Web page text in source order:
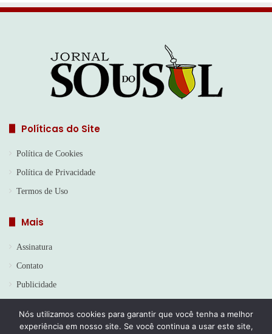
Políticas do Site
Política de Cookies
Política de Privacidade
Termos de Uso
Mais
Assinatura
Contato
Publicidade
Nós utilizamos cookies para garantir que você tenha a melhor
experiência em nosso site. Se você continua a usar este site,